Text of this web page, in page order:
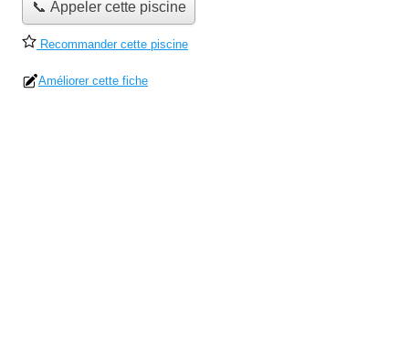
📞 Appeler cette piscine
Recommander cette piscine
Améliorer cette fiche